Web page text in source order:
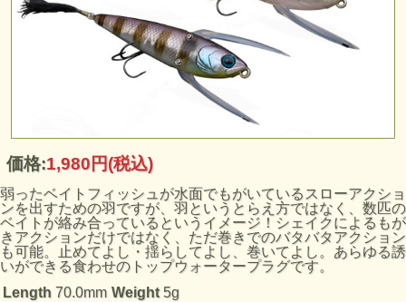
価格:1,980円(税込)
弱ったベイトフィッシュが水面でもがいているスローアクショ
ンを出すための羽ですが、羽というとらえ方ではなく、数匹の
ベイトが絡み合っているというイメージ！シェイクによるもが
きアクションだけではなく、ただ巻きでのバタバタアクション
も可能。止めてよし・揺らしてよし、巻いてよし。あらゆる誘
いができる食わせのトップウォータープラグです。
Length 70.0mm Weight 5g